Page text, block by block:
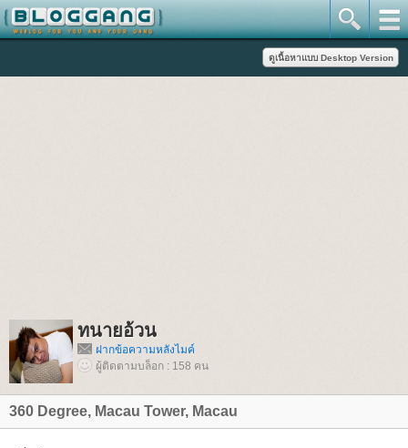
ทนายอ้วน
ฝากข้อความหลังไมค์
ผู้ติดตามบล็อก : 158 คน
360 Degree, Macau Tower, Macau